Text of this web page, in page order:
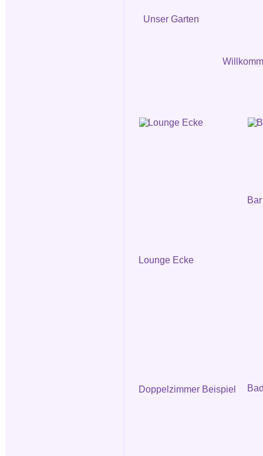
Unser Garten
Lounge Ecke
Doppelzimmer Beispiel